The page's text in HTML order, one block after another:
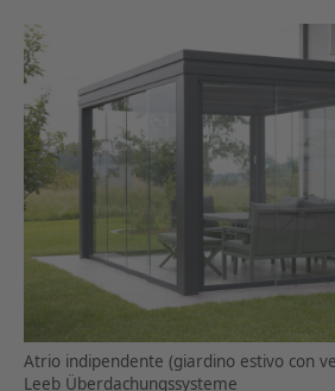
Atrio indipendente (giardino estivo con
Leeb Überdachungssysteme